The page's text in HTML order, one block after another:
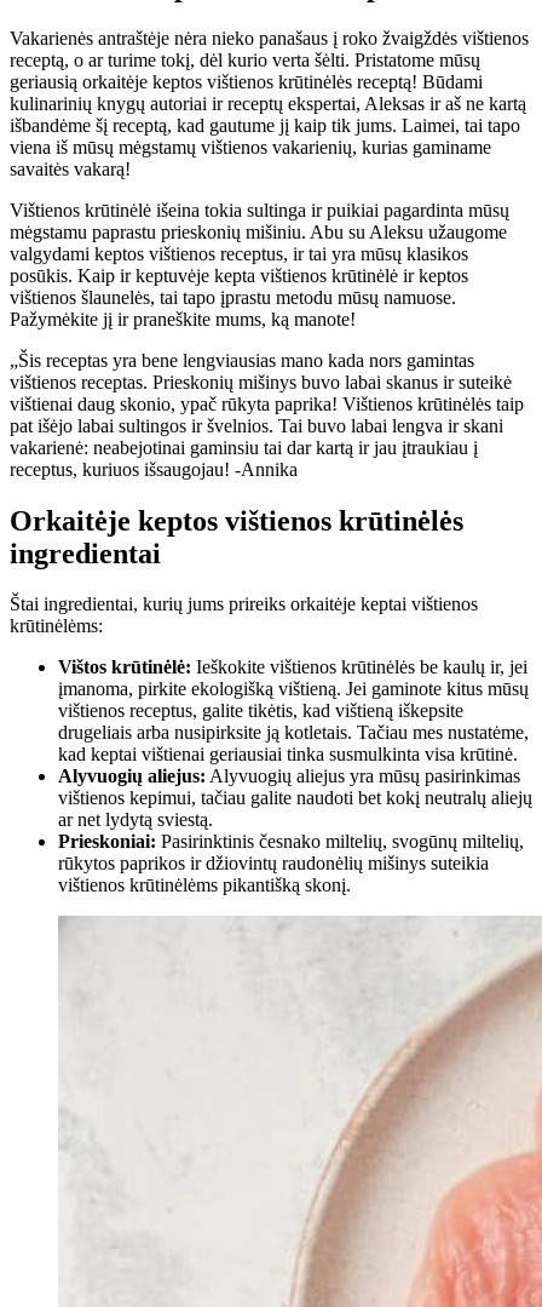
Vakarienės antraštėje nėra nieko panašaus į roko žvaigždės vištienos
receptą, o ar turime tokį, dėl kurio verta šėlti. Pristatome mūsų
geriausią orkaitėje keptos vištienos krūtinėlės receptą! Būdami
kulinarinių knygų autoriai ir receptų ekspertai, Aleksas ir aš ne kartą
išbandėme šį receptą, kad gautume jį kaip tik jums. Laimei, tai tapo
viena iš mūsų mėgstamų vištienos vakarienių, kurias gaminame
savaitės vakarą!
Vištienos krūtinėlė išeina tokia sultinga ir puikiai pagardinta mūsų
mėgstamu paprastu prieskonių mišiniu. Abu su Aleksu užaugome
valgydami keptos vištienos receptus, ir tai yra mūsų klasikos
posūkis. Kaip ir keptuvėje kepta vištienos krūtinėlė ir keptos
vištienos šlaunelės, tai tapo įprastu metodu mūsų namuose.
Pažymėkite jį ir praneškite mums, ką manote!
„Šis receptas yra bene lengviausias mano kada nors gamintas
vištienos receptas. Prieskonių mišinys buvo labai skanus ir suteikė
vištienai daug skonio, ypač rūkyta paprika! Vištienos krūtinėlės taip
pat išėjo labai sultingos ir švelnios. Tai buvo labai lengva ir skani
vakarienė: neabejotinai gaminsiu tai dar kartą ir jau įtraukiau į
receptus, kuriuos išsaugojau! -Annika
Orkaitėje keptos vištienos krūtinėlės
ingredientai
Štai ingredientai, kurių jums prireiks orkaitėje keptai vištienos
krūtinėlėms:
Vištos krūtinėlė: Ieškokite vištienos krūtinėlės be kaulų ir, jei
įmanoma, pirkite ekologišką vištieną. Jei gaminote kitus mūsų
vištienos receptus, galite tikėtis, kad vištieną iškepsite
drugeliais arba nusipirksite ją kotletais. Tačiau mes nustatėme,
kad keptai vištienai geriausiai tinka susmulkinta visa krūtinė.
Alyvuogių aliejus: Alyvuogių aliejus yra mūsų pasirinkimas
vištienos kepimui, tačiau galite naudoti bet kokį neutralų aliejų
ar net lydytą sviestą.
Prieskoniai: Pasirinktinis česnako miltelių, svogūnų miltelių,
rūkytos paprikos ir džiovintų raudonėlių mišinys suteikia
vištienos krūtinėlėms pikantišką skonį.